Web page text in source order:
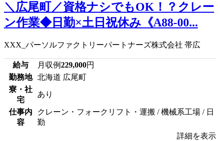
＼広尾町／資格ナシでもOK！？クレー
ン作業◆日勤×土日祝休み《A88-00...
XXX_パーソルファクトリーパートナーズ株式会社 帯広
給与 月収例229,000円
勤務地
北海道 広尾町
寮・社
宅
あり
仕事内
容
クレーン・フォークリフト・運搬 / 機械系工場 / 日
勤
詳細を表示